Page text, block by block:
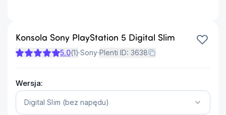
Konsola Sony PlayStation 5 Digital Slim
5.0(1) Sony Plenti ID: 3638
Wersja:
Digital Slim (bez napędu)